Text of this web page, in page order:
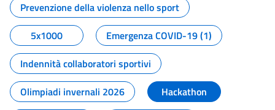
Tutti i contenuti della pagina
Prevenzione della violenza nello sport
5x1000
Emergenza COVID-19 (1)
Indennità collaboratori sportivi
Olimpiadi invernali 2026
Hackathon